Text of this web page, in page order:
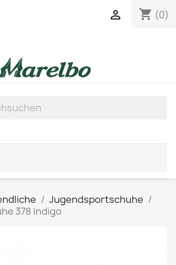
shopping_cart (0)

Jugendsportschuhe
378 Indigo